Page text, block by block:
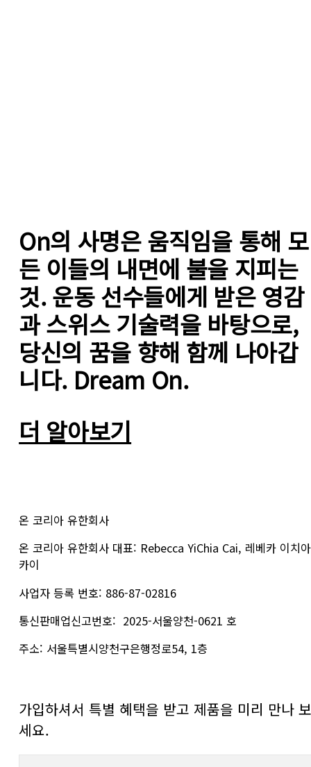
On의 사명은 움직임을 통해 모
든 이들의 내면에 불을 지피는
것. 운동 선수들에게 받은 영감
과 스위스 기술력을 바탕으로,
당신의 꿈을 향해 함께 나아갑
니다. Dream On.
더 알아보기
온 코리아 유한회사
온 코리아 유한회사 대표: Rebecca YiChia Cai, 레베카 이치
카이
사업자 등록 번호: 886-87-02816
통신판매업신고번호:  2025-서울양천-0621 호
주소: 서울특별시양천구은행정로54, 1층
가입하셔서 특별 혜택을 받고 제품을 미리 만나
세요.